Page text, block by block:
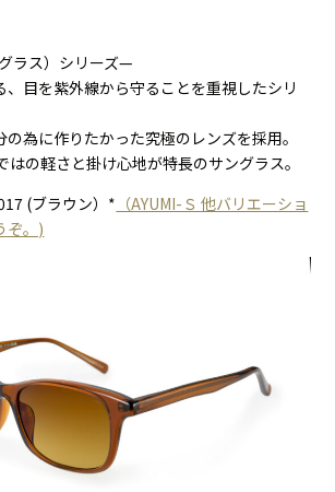
ラス）シリーズ—
、目を紫外線から守ることを重視したシリ
の為に作りたかった究極のレンズを採用。
はの軽さと掛け心地が特長のサングラス。
(ブラウン）* （AYUMI-Ｓ 他バリエーショ
ぞ。)